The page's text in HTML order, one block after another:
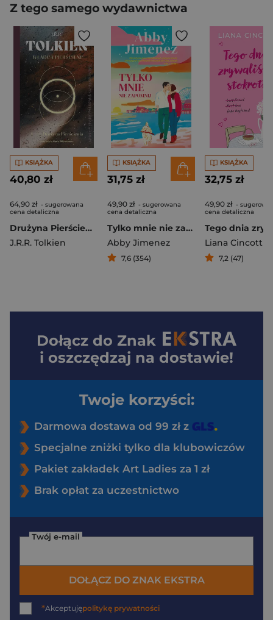
Z tego samego wydawnictwa
KSIĄŻKA
40,80 zł
64,90 zł - sugerowana
cena detaliczna
Drużyna Pierścienia. Władca Pierścieni. Tom 1 wyd. 2026
J.R.R. Tolkien
KSIĄŻKA
31,75 zł
49,90 zł - sugerowana
cena detaliczna
Tylko mnie nie zapomnij
Abby Jimenez
7,6 (354)
KSIĄŻKA
32,75 zł
49,90 zł -
cena detaliczna
Liana Cincotti
7,2 (47)
Dołącz do Znak
i oszczędzaj na dostawie!
Twoje korzyści:
Darmowa dostawa od 99 zł z
Specjalne zniżki tylko dla klubowiczów
Pakiet zakładek Art Ladies za 1 zł
Brak opłat za uczestnictwo
Twój e-mail
DOŁĄCZ DO ZNAK EKSTRA
*Akceptujępolitykę prywatności